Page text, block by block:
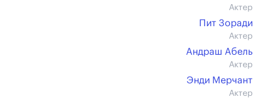
Актер
Пит Зоради
Актер
Андраш Абель
Актер
Энди Мерчант
Актер